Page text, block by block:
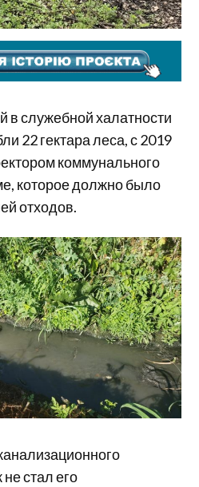
служебной халатности
22 гектара леса, с 2019
коммунального
которое должно было
отходов.
стал его